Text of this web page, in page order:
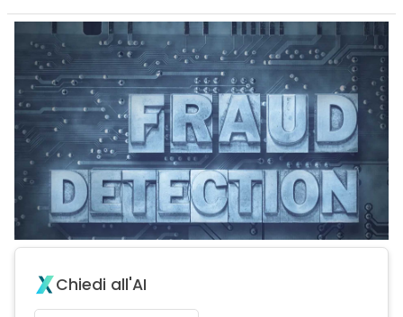
Chiedi all'AI